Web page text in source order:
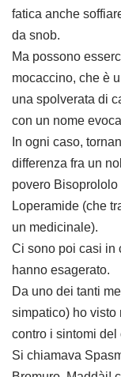
fatica anche
da snob.
Ma possono
mocaccino, che è
una spolverata di
con un nome
In ogni caso,
differenza fra un
povero
Loperamide (che
un medicinale).
Ci sono poi casi in
hanno esagerato.
Da uno dei tanti
simpatico) ho visto
contro i sintomi del
Si chiamava